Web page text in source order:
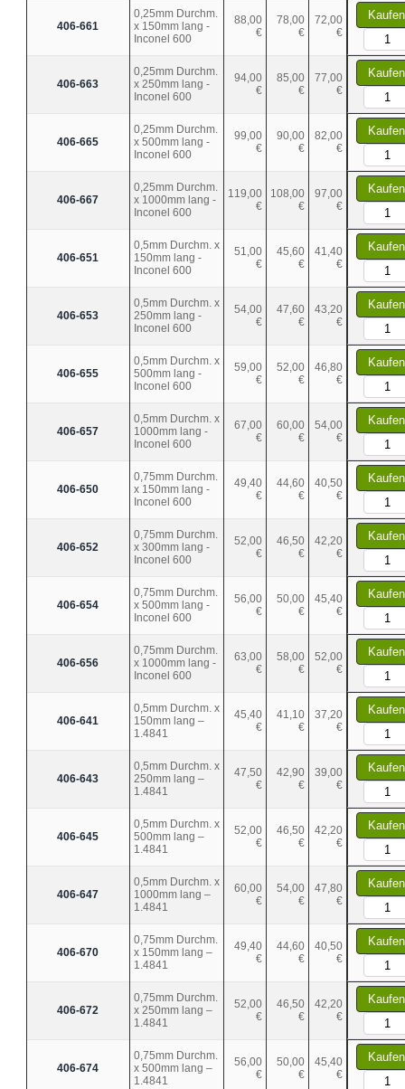
406-661
0,25mm Durchm.
x 150mm lang -
Inconel 600
88,00
€
78,00
€
72,00
€
Kaufen
406-663
0,25mm Durchm.
x 250mm lang -
Inconel 600
94,00
€
85,00
€
77,00
€
Kaufen
406-665
0,25mm Durchm.
x 500mm lang -
Inconel 600
99,00
€
90,00
€
82,00
€
Kaufen
406-667
0,25mm Durchm.
x 1000mm lang -
Inconel 600
119,00
€
108,00
€
97,00
€
Kaufen
406-651
0,5mm Durchm. x
150mm lang -
Inconel 600
51,00
€
45,60
€
41,40
€
Kaufen
406-653
0,5mm Durchm. x
250mm lang -
Inconel 600
54,00
€
47,60
€
43,20
€
Kaufen
406-655
0,5mm Durchm. x
500mm lang -
Inconel 600
59,00
€
52,00
€
46,80
€
Kaufen
406-657
0,5mm Durchm. x
1000mm lang -
Inconel 600
67,00
€
60,00
€
54,00
€
Kaufen
406-650
0,75mm Durchm.
x 150mm lang -
Inconel 600
49,40
€
44,60
€
40,50
€
Kaufen
406-652
0,75mm Durchm.
x 300mm lang -
Inconel 600
52,00
€
46,50
€
42,20
€
Kaufen
406-654
0,75mm Durchm.
x 500mm lang -
Inconel 600
56,00
€
50,00
€
45,40
€
Kaufen
406-656
0,75mm Durchm.
x 1000mm lang -
Inconel 600
63,00
€
58,00
€
52,00
€
Kaufen
406-641
0,5mm Durchm. x
150mm lang –
1.4841
45,40
€
41,10
€
37,20
€
Kaufen
406-643
0,5mm Durchm. x
250mm lang –
1.4841
47,50
€
42,90
€
39,00
€
Kaufen
406-645
0,5mm Durchm. x
500mm lang –
1.4841
52,00
€
46,50
€
42,20
€
Kaufen
406-647
0,5mm Durchm. x
1000mm lang –
1.4841
60,00
€
54,00
€
47,80
€
Kaufen
406-670
0,75mm Durchm.
x 150mm lang –
1.4841
49,40
€
44,60
€
40,50
€
Kaufen
406-672
0,75mm Durchm.
x 250mm lang –
1.4841
52,00
€
46,50
€
42,20
€
Kaufen
406-674
0,75mm Durchm.
x 500mm lang –
1.4841
56,00
€
50,00
€
45,40
€
Kaufen